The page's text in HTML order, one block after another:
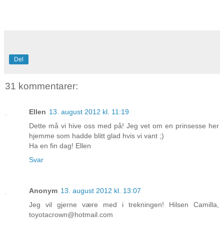
Del
31 kommentarer:
Ellen 13. august 2012 kl. 11:19
Dette må vi hive oss med på! Jeg vet om en prinsesse her
hjemme som hadde blitt glad hvis vi vant ;)
Ha en fin dag! Ellen
Svar
Anonym 13. august 2012 kl. 13:07
Jeg vil gjerne være med i trekningen! Hilsen Camilla,
toyotacrown@hotmail.com